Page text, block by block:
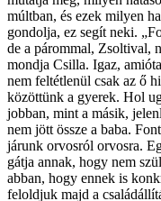
múltban, és ezek milyen
gondolja, ez segít neki.
de a párommal, Zsoltival,
mondja Csilla. Igaz,
nem feltétlenül csak az ő
közöttünk a gyerek. Hol
jobban, mint a másik,
nem jött össze a baba.
járunk orvosról orvosra.
gátja annak, hogy nem
abban, hogy ennek is
feloldjuk majd a